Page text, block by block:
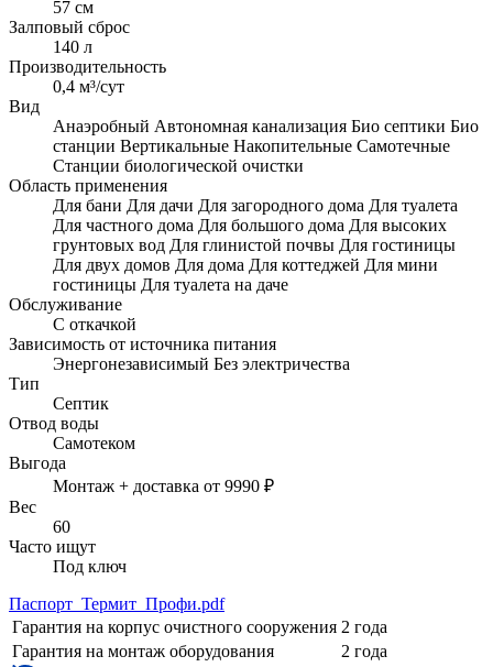
57 см
Залповый сброс
140 л
Производительность
0,4 м³/сут
Вид
Анаэробный Автономная канализация Био септики Био
станции Вертикальные Накопительные Самотечные
Станции биологической очистки
Область применения
Для бани Для дачи Для загородного дома Для туалета
Для частного дома Для большого дома Для высоких
грунтовых вод Для глинистой почвы Для гостиницы
Для двух домов Для дома Для коттеджей Для мини
гостиницы Для туалета на даче
Обслуживание
С откачкой
Зависимость от источника питания
Энергонезависимый Без электричества
Тип
Септик
Отвод воды
Самотеком
Выгода
Монтаж + доставка от 9990 ₽
Вес
60
Часто ищут
Под ключ
Паспорт_Термит_Профи.pdf
Гарантия на корпус очистного сооружения 2 года
Гарантия на монтаж оборудования
2 года